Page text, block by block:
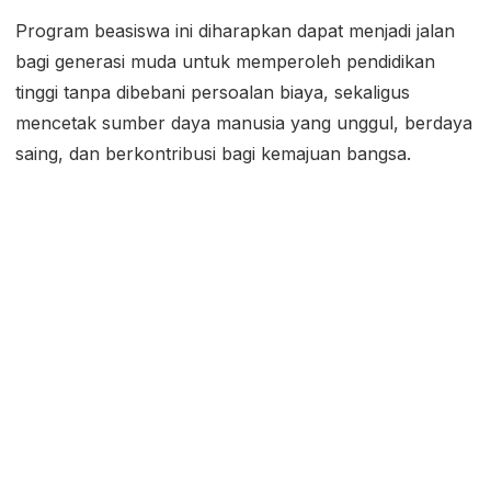
Program beasiswa ini diharapkan dapat menjadi jalan
bagi generasi muda untuk memperoleh pendidikan
tinggi tanpa dibebani persoalan biaya, sekaligus
mencetak sumber daya manusia yang unggul, berdaya
saing, dan berkontribusi bagi kemajuan bangsa.